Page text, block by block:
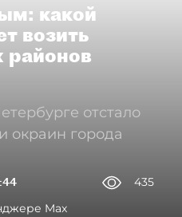
какой
возить
районов
отстало
окраин города
435
Max